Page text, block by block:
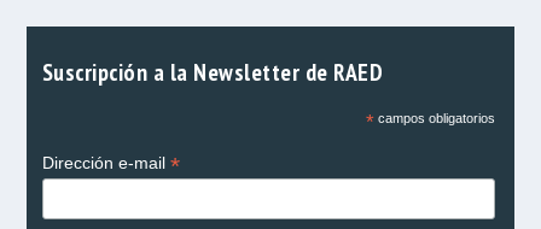
Suscripción a la Newsletter de RAED
*campos obligatorios
Dirección e-mail *